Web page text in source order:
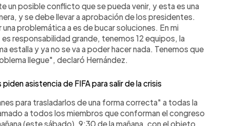
un posible conflicto que se pueda venir, y esta es una
y se debe llevar a aprobación de los presidentes.
problemática a es de bucar soluciones. En mi
responsabilidad grande, tenemos 12 equipos, la
estalla y ya no se va a poder hacer nada. Tenemos que
llegue", declaró Hernández.
asistencia de FIFA para salir de la crisis
para trasladarlos de una forma correcta" a todas la
a todos los miembros que conforman el congreso
(este sábado), 9:30 de la mañana, con el objeto